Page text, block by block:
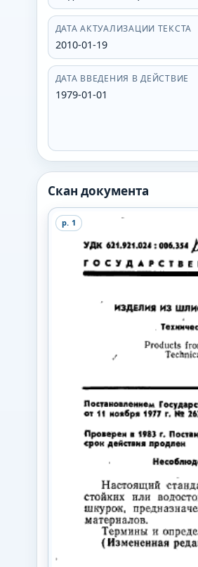
ДАТА АКТУАЛИЗАЦИИ ТЕКСТА
2010-01-19
ДАТА ВВЕДЕНИЯ В ДЕЙСТВИЕ
1979-01-01
Скан документа
p. 1